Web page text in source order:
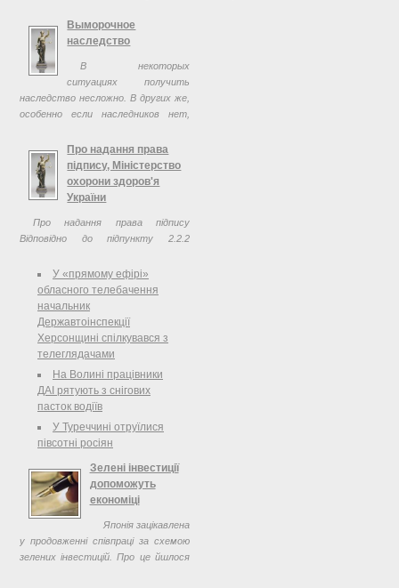
Выморочное
наследство
В некоторых
ситуациях получить
наследство несложно. В других же,
особенно если наследников нет,
Про надання права
підпису, Міністерство
охорони здоров'я
України
Про надання права підпису
Відповідно до підпункту 2.2.2
МОЗ України( v0884282-07 ),
затвердженого наказом МОЗ
України від 29 грудня 2007 р. № 884,
НАКАЗУЮ:
У «прямому ефірі»
обласного телебачення
начальник
Державтоінспекції
Херсонщині спілкувався з
телеглядачами
На Волині працівники
ДАІ рятують з снігових
пасток водіїв
У Туреччині отруїлися
півсотні росіян
Зелені інвестиції
допоможуть
економіці
Японія зацікавлена
у продовженні співпраці за схемою
зелених інвестицій. Про це йшлося